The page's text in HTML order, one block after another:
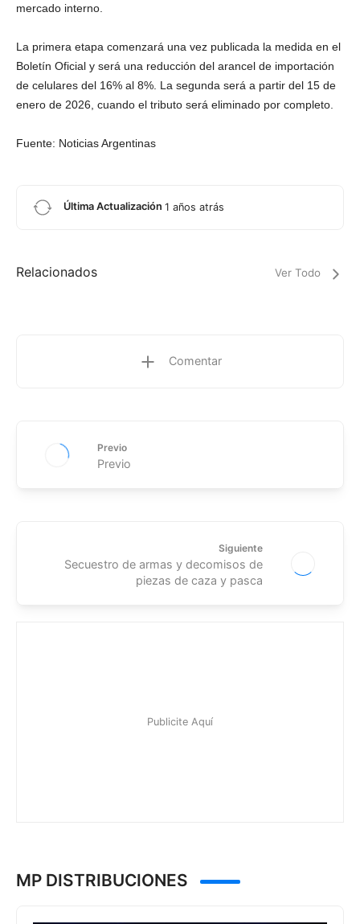
mercado interno.
La primera etapa comenzará una vez publicada la medida en el
Boletín Oficial y será una reducción del arancel de importación
de celulares del 16% al 8%. La segunda será a partir del 15 de
enero de 2026, cuando el tributo será eliminado por completo.
Fuente: Noticias Argentinas
Última Actualización 1 años atrás
Relacionados Ver Todo
Comentar
Previo
Previo
Siguiente
Secuestro de armas y decomisos de
piezas de caza y pasca
MP DISTRIBUCIONES